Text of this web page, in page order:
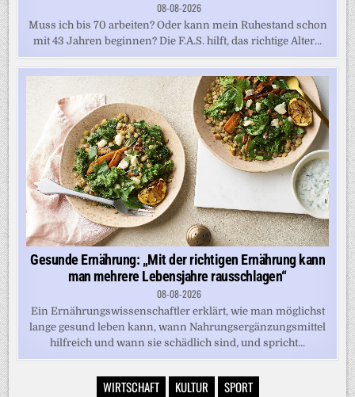
08-08-2026
Muss ich bis 70 arbeiten? Oder kann mein Ruhestand schon
mit 43 Jahren beginnen? Die F.A.S. hilft, das richtige Alter...
Gesunde Ernährung: „Mit der richtigen Ernährung kann
man mehrere Lebensjahre rausschlagen“
08-08-2026
Ein Ernährungswissenschaftler erklärt, wie man möglichst
lange gesund leben kann, wann Nahrungsergänzungsmittel
hilfreich und wann sie schädlich sind, und spricht...
WIRTSCHAFT KULTUR SPORT